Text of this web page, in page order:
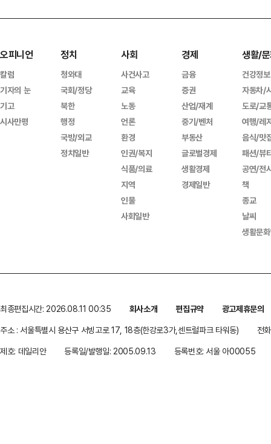
오피니언
칼럼
기자의 눈
기고
시사만평
정치
청와대
국회/정당
북한
행정
국방/외교
정치일반
사회
사건사고
교육
노동
언론
환경
인권/복지
식품/의료
지역
인물
사회일반
경제
금융
증권
산업/재계
중기/벤처
부동산
글로벌경제
생활경제
경제일반
생활/
건강정보
자동차/
도로/교
여행/레
음식/맛
패션/뷰
공연/전
책
종교
날씨
생활문
최종편집시간: 2026.08.11 00:35 회사소개 편집규약
광고제휴문의
주소 : 서울특별시 용산구 서빙고로 17, 18층(한강로3가,센트럴파크 타워동)
전
제호: 데일리안
등록일/발행일: 2005.09.13 등록번호: 서울 아00055